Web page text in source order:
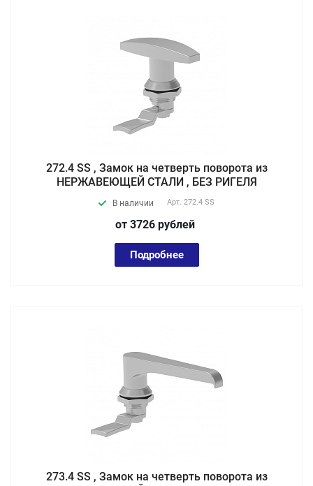
272.4 SS , Замок на четверть поворота из
НЕРЖАВЕЮЩЕЙ СТАЛИ , БЕЗ РИГЕЛЯ
В наличии Арт. 272.4 SS
от 3726 рублей
Подробнее
273.4 SS , Замок на четверть поворота из